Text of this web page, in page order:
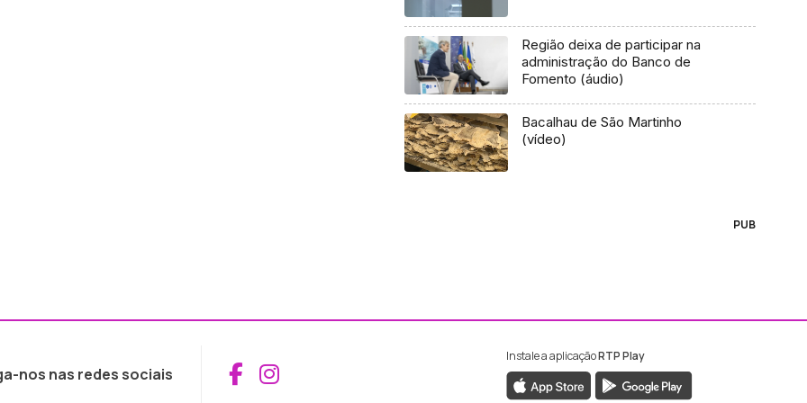
Região deixa de participar na
administração do Banco de
Fomento (áudio)
Bacalhau de São Martinho
(vídeo)
PUB
nos nas redes sociais Aceder ao Facebook da RTP Madeira
Aceder ao Instagram da RTP Madeira
Instale a aplicaçãoRTP Play